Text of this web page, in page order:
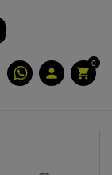
person shopping_cart
0